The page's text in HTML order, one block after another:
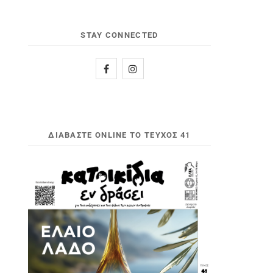
STAY CONNECTED
ΔΙΑΒΆΣΤΕ ONLINE ΤΟ ΤΕΎΧΟΣ 41